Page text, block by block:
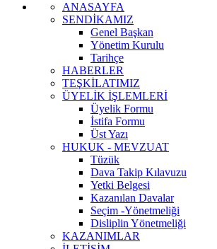
ANASAYFA
SENDİKAMIZ
Genel Başkan
Yönetim Kurulu
Tarihçe
HABERLER
TEŞKİLATIMIZ
ÜYELİK İŞLEMLERİ
Üyelik Formu
İstifa Formu
Üst Yazı
HUKUK - MEVZUAT
Tüzük
Dava Takip Kılavuzu
Yetki Belgesi
Kazanılan Davalar
Seçim -Yönetmeliği
Disliplin Yönetmeliği
KAZANIMLAR